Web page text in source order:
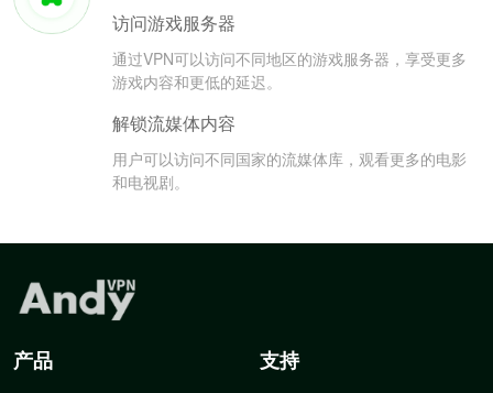
访问游戏服务器
通过VPN可以访问不同地区的游戏服务器，享受更多
游戏内容和更低的延迟。
解锁流媒体内容
用户可以访问不同国家的流媒体库，观看更多的电影
和电视剧。
产品 支持